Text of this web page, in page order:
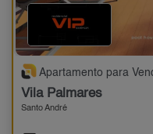
Apartamento para Venda
Vila Palmares
Santo André